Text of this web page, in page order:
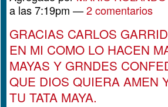
a las 7:19pm —2 comentarios
GRACIAS CARLOS
EN MI COMO LO HACEN
MAYAS Y GRNDES
QUE DIOS QUIERA AMEN
TU TATA MAYA.